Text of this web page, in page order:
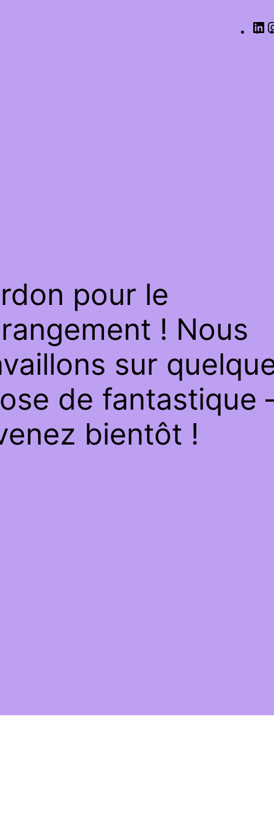
pour le
! Nous
sur
de fantastique
bientôt !